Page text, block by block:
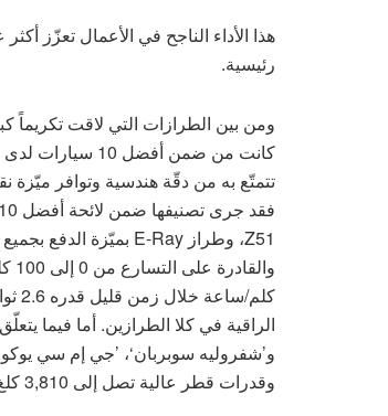
رئيسية.
كانت من ضمن
وقدرات قطر عالية تصل إلى 3,810 كلغ.